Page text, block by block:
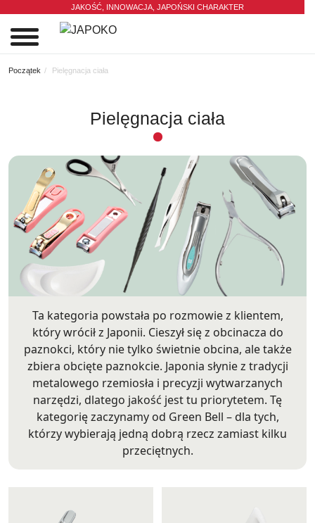
JAKOŚĆ, INNOWACJA, JAPOŃSKI CHARAKTER
Początek Pielęgnacja ciała
Pielęgnacja ciała
Ta kategoria powstała po rozmowie z klientem,
który wrócił z Japonii. Cieszył się z obcinacza do
paznokci, który nie tylko świetnie obcina, ale także
zbiera obcięte paznokcie. Japonia słynie z tradycji
metalowego rzemiosła i precyzji wytwarzanych
narzędzi, dlatego jakość jest tu priorytetem. Tę
kategorię zaczynamy od Green Bell – dla tych,
którzy wybierają jedną dobrą rzecz zamiast kilku
przeciętnych.